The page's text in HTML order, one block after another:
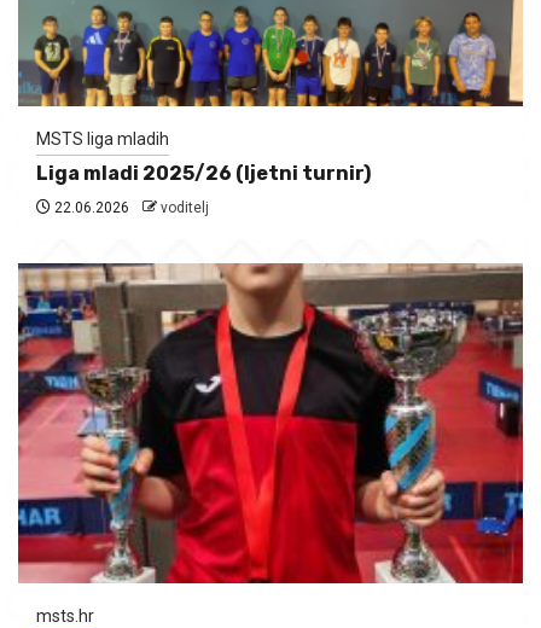
MSTS liga mladih
Liga mladi 2025/26 (ljetni turnir)
22.06.2026 voditelj
msts.hr